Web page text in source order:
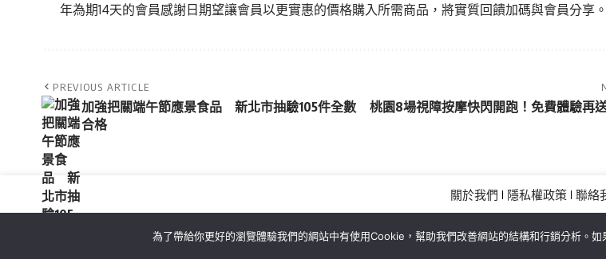
年為期14天的會員感謝日期望讓會員以更實惠的價格購入所需商品，將實質回饋加碼與會員分享。
PREVIOUS ARTICLE
加強把關端午節應景食品 新北市抽驗105件全數
合格
桃園8場視障按摩快閃開跑！免費體驗再
關於我們 隱私權政策 聯絡
為了帶給你更好的瀏覽體驗我們的網站中有使用Cookie，幫助我們改善網站的結構和行銷分析。